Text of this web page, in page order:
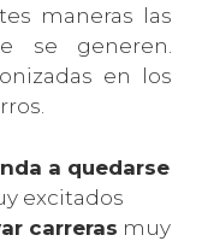
maneras las
se generen.
en los
a quedarse
excitados
carreras muy